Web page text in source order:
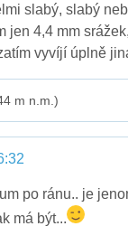
slabý, slabý
jen 4,4 mm
vyvíjí úplně
m n.m.)
po ránu.. je
má být...